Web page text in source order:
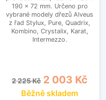
190 x 72 mm. Určeno pro
vybrané modely dřezů Alveus
z řad Stylux, Pure, Quadrix,
Kombino, Crystalix, Karat,
Intermezzo.
Běžná cena
2 225 Kč Cena
2 003 Kč
Běžně skladem